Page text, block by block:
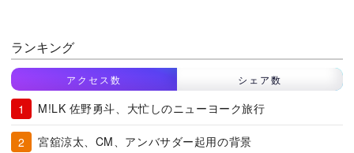
ランキング
アクセス数 シェア数
M!LK 佐野勇斗、大忙しのニューヨーク旅行
宮舘涼太、CM、アンバサダー起用の背景